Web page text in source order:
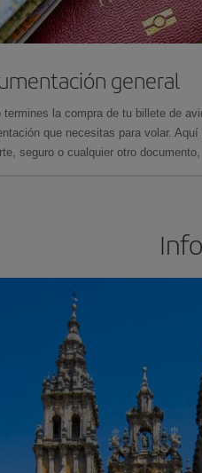
general
termines la compra de tu billete de
que necesitas para volar.
seguro o cualquier otro